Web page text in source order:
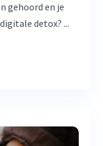
gehoord en je
detox? ...